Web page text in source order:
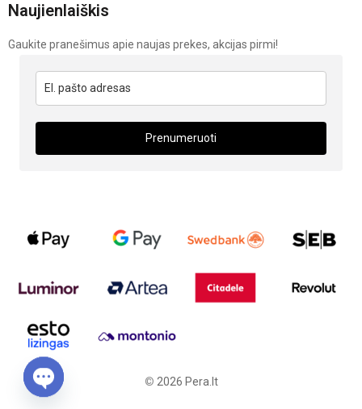
Naujienlaiškis
Gaukite pranešimus apie naujas prekes, akcijas pirmi!
Prenumeruoti
© 2026 Pera.lt
Open chaty